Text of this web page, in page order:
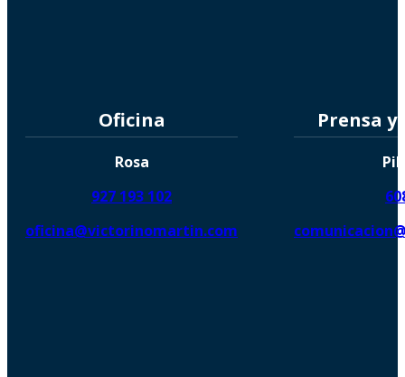
Oficina
Rosa
927 193 102
oficina@victorinomartin.com
Prensa